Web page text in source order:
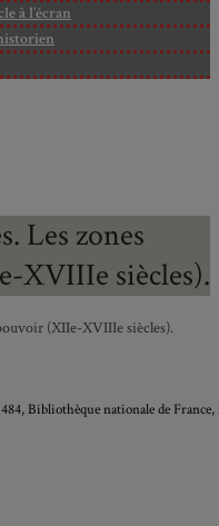
à l’écran
Les zones
XVIIIe siècles).
(XIIe-XVIIIe siècles).
Bibliothèque nationale de